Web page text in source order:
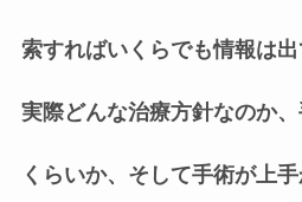
索すればいくらでも情報は出
実際どんな治療方針なのか
くらいか、そして手術が上